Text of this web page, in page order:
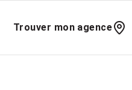
Trouver mon agence